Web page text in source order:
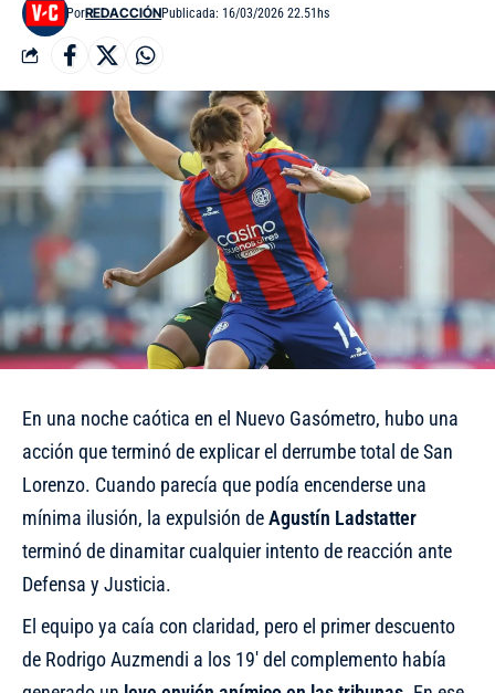
PorREDACCIÓNPublicada: 16/03/2026 22.51hs
En una noche caótica en el Nuevo Gasómetro, hubo una
acción que terminó de explicar el derrumbe total de San
Lorenzo. Cuando parecía que podía encenderse una
mínima ilusión, la expulsión deAgustín Ladstatter
terminó de dinamitar cualquier intento de reacción ante
Defensa y Justicia.
El equipo ya caía con claridad, pero el primer descuento
de Rodrigo Auzmendi a los 19′ del complemento había